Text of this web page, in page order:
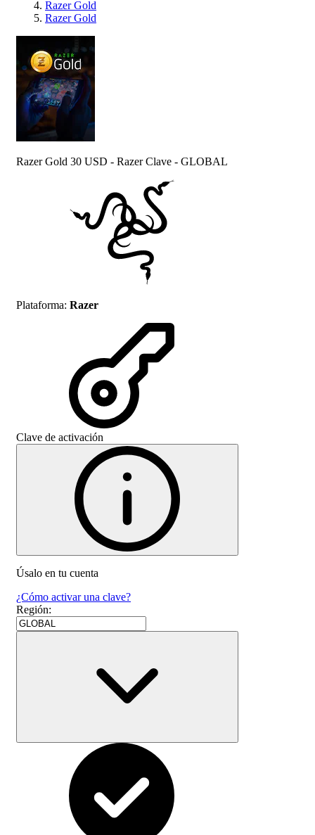
Razer Gold
Razer Gold
Razer Gold 30 USD - Razer Clave - GLOBAL
Plataforma: Razer
Clave de activación
Úsalo en tu cuenta
¿Cómo activar una clave?
Región: